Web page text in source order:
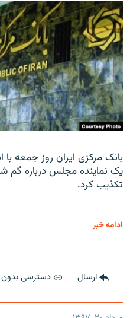
بانک مرکزی ایران روز جمعه با
تکذیب کرد.
ادامه خبر
ارسال دسترسی